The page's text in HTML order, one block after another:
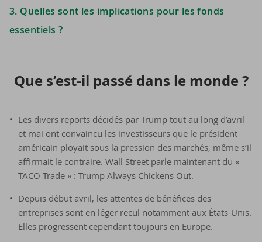
3. Quelles sont les implications pour les fonds
essentiels ?
Que s’est-​il passé dans le monde ?
Les divers reports décidés par Trump tout au long d’avril
et mai ont convaincu les investisseurs que le président
américain ployait sous la pression des marchés, même s’il
affirmait le contraire. Wall Street parle maintenant du «
TACO Trade » : Trump Always Chickens Out.
Depuis début avril, les attentes de bénéfices des
entreprises sont en léger recul notamment aux États-Unis.
Elles progressent cependant toujours en Europe.